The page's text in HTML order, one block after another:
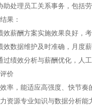
助处理员工关系事务，包括
果：
效薪酬方案实施效果良好，
效数据维护及时准确，月度
过绩效分析与薪酬优化，人
价
率，能适应高强度、快节
资源专业知识与数据分析